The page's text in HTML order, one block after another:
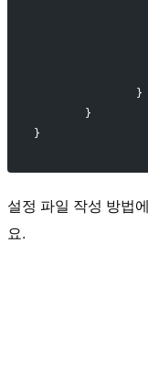
		}
	}
}
설정 파일 작성 방법
요.